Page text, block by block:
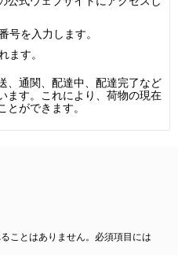
号を入力します。
ます。
、通関、配達中、配達完了など
ます。これにより、荷物の現在
ができます。
ことはありません。必須項目には